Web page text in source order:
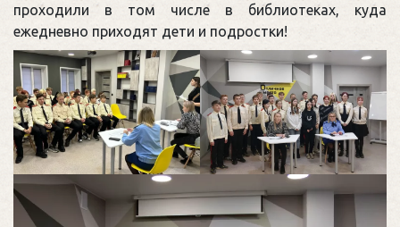
проходили в том числе в библиотеках, куда
ежедневно приходят дети и подростки!